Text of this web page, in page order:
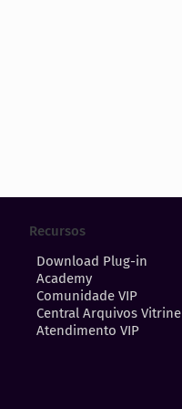
Recursos
Download Plug-in
Academy
Comunidade VIP
Central Arquivos Vitrine
Atendimento VIP